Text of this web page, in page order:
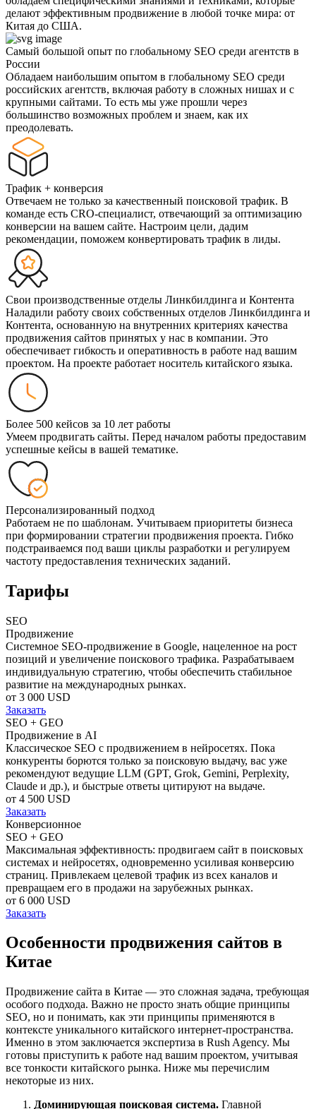
делают эффективным продвижение в любой точке мира: от
Китая до США.
Самый большой опыт по глобальному SEO среди агентств в
России
Обладаем наибольшим опытом в глобальному SEO среди
российских агентств, включая работу в сложных нишах и с
крупными сайтами. То есть мы уже прошли через
большинство возможных проблем и знаем, как их
преодолевать.
Трафик + конверсия
Отвечаем не только за качественный поисковой трафик. В
команде есть CRO-специалист, отвечающий за оптимизацию
конверсии на вашем сайте. Настроим цели, дадим
рекомендации, поможем конвертировать трафик в лиды.
Свои производственные отделы Линкбилдинга и Контента
Наладили работу своих собственных отделов Линкбилдинга и
Контента, основанную на внутренних критериях качества
продвижения сайтов принятых у нас в компании. Это
обеспечивает гибкость и оперативность в работе над вашим
проектом. На проекте работает носитель китайского языка.
Более 500 кейсов за 10 лет работы
Умеем продвигать сайты. Перед началом работы предоставим
успешные кейсы в вашей тематике.
Персонализированный подход
Работаем не по шаблонам. Учитываем приоритеты бизнеса
при формировании стратегии продвижения проекта. Гибко
подстраиваемся под ваши циклы разработки и регулируем
частоту предоставления технических заданий.
Тарифы
SEO
Продвижение
Системное SEO-продвижение в Google, нацеленное на рост
позиций и увеличение поискового трафика. Разрабатываем
индивидуальную стратегию, чтобы обеспечить стабильное
развитие на международных рынках.
от 3 000 USD
Заказать
SEO + GEO
Продвижение в AI
Классическое SEO с продвижением в нейросетях. Пока
конкуренты борются только за поисковую выдачу, вас уже
рекомендуют ведущие LLM (GPT, Grok, Gemini, Perplexity,
Claude и др.), и быстрые ответы цитируют на выдаче.
от 4 500 USD
Заказать
Конверсионное
SEO + GEO
Максимальная эффективность: продвигаем сайт в поисковых
системах и нейросетях, одновременно усиливая конверсию
страниц. Привлекаем целевой трафик из всех каналов и
превращаем его в продажи на зарубежных рынках.
от 6 000 USD
Заказать
Особенности продвижения сайтов в
Китае
Продвижение сайта в Китае — это сложная задача, требующая
особого подхода. Важно не просто знать общие принципы
SEO, но и понимать, как эти принципы применяются в
контексте уникального китайского интернет-пространства.
Именно в этом заключается экспертиза в Rush Agency. Мы
готовы приступить к работе над вашим проектом, учитывая
все тонкости китайского рынка. Ниже мы перечислим
некоторые из них.
Доминирующая поисковая система. Главной